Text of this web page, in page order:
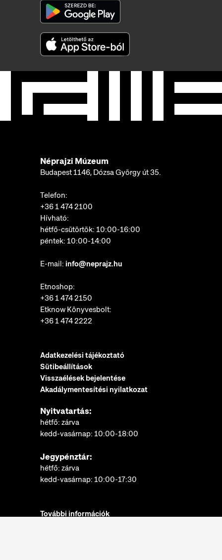
Néprajzi Múzeum
Budapest 1146, Dózsa György út 35.
Telefon:
+36 1 474 2100
Hívható:
hétfő-csütörtök: 10:00-16:00
péntek: 10:00-14:00
E-mail: info@neprajz.hu
Etnoshop:
+36 1 474 2150
Etknow Könyvesbolt:
+36 1 474 2222
Adatkezelési tájékoztató
Sütibeállítások
Visszaélések bejelentése
Akadálymentesítési nyilatkozat
Nyitvatartás:
hétfő: zárva
kedd-vasárnap: 10:00-18:00
Jegypénztár:
hétfő: zárva
kedd-vasárnap: 10:00-17:30
További információk